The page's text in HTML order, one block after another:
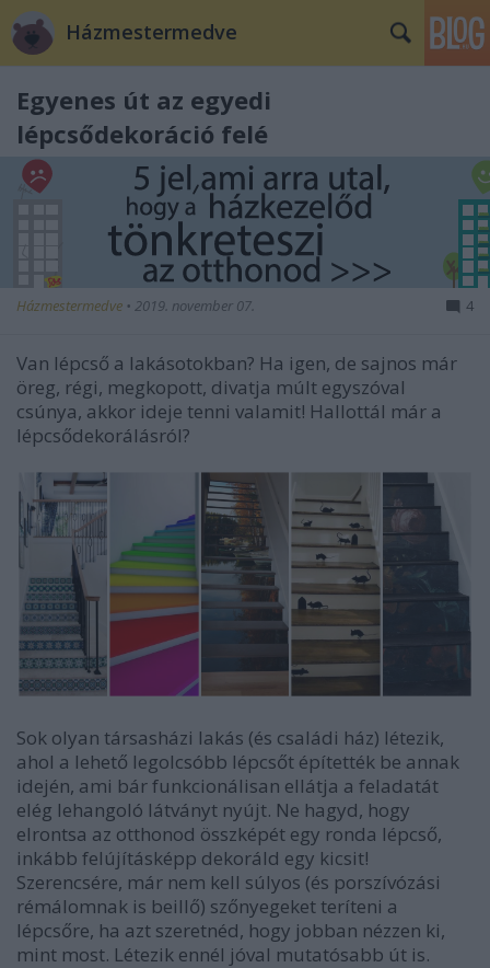
Házmestermedve
Egyenes út az egyedi
lépcsődekoráció felé
Házmestermedve • 2019. november 07. 4
Van lépcső a lakásotokban? Ha igen, de sajnos már
öreg, régi, megkopott, divatja múlt egyszóval
csúnya, akkor ideje tenni valamit! Hallottál már a
lépcsődekorálásról?
Sok olyan társasházi lakás (és családi ház) létezik,
ahol a lehető legolcsóbb lépcsőt építették be annak
idején, ami bár funkcionálisan ellátja a feladatát
elég lehangoló látványt nyújt. Ne hagyd, hogy
elrontsa az otthonod összképét egy ronda lépcső,
inkább felújításképp dekoráld egy kicsit!
Szerencsére, már nem kell súlyos (és porszívózási
rémálomnak is beillő) szőnyegeket teríteni a
lépcsőre, ha azt szeretnéd, hogy jobban nézzen ki,
mint most. Létezik ennél jóval mutatósabb út is.